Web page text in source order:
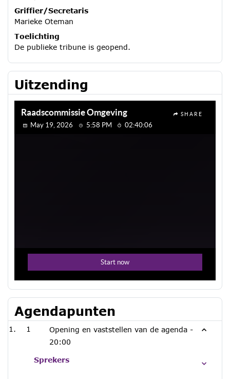
Griffier/Secretaris
Marieke Oteman
Toelichting
De publieke tribune is geopend.
Uitzending
Agendapunten
1
Opening en vaststellen van de agenda -
20:00
Sprekers